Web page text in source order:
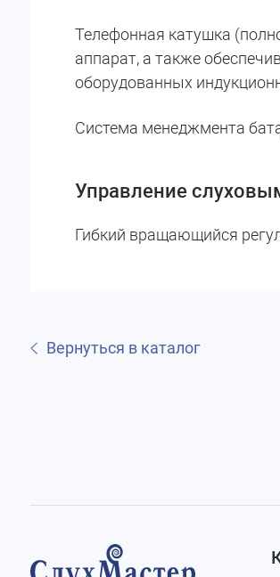
Телефонная катушка
аппарат, а также
оборудованных
Система менеджмента
Управление
Гибкий вращающийся
Вернуться в каталог